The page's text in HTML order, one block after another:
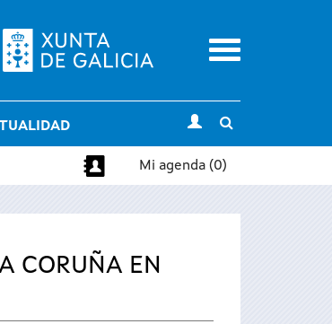
Menu
search
Mi agenda (0)
CORUÑA EN